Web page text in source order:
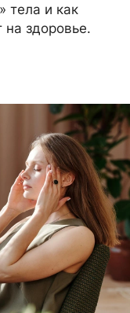
тела и как
здоровье.